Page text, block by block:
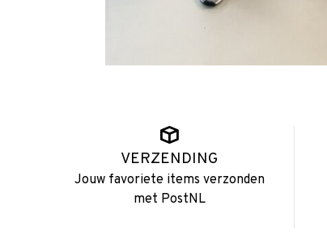
VERZENDING
Jouw favoriete items verzonden
met PostNL